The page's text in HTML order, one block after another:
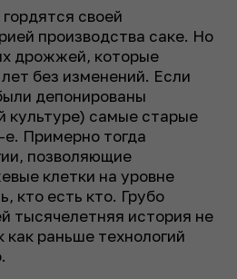
своей
производства саке. Но
дрожжей, которые
без изменений. Если
депонированы
культуре) самые старые
Примерно тогда
позволяющие
клетки на уровне
кто есть кто. Грубо
тысячелетняя история не
как раньше технологий